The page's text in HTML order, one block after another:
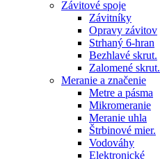
Závitové spoje
Závitníky
Opravy závitov
Strhaný 6-hran
Bezhlavé skrut.
Zalomené skrut.
Meranie a značenie
Metre a pásma
Mikromeranie
Meranie uhla
Štrbinové mier.
Vodováhy
Elektronické